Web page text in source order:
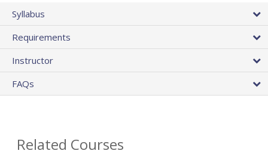
Syllabus
Requirements
Instructor
FAQs
Related Courses